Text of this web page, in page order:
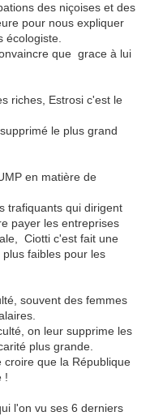
s des niçoises et des
pour nous expliquer
écologiste
que grace à lui
riches, Estrosi c'est le
supprimé le plus grand
en matière de
trafiquants qui dirigent
payer les entreprises
Ciotti c'est fait une
plus faibles pour les
souvent des femmes
on leur supprime les
plus grande.
croire que la République
!
i l'on vu ses 6 derniers